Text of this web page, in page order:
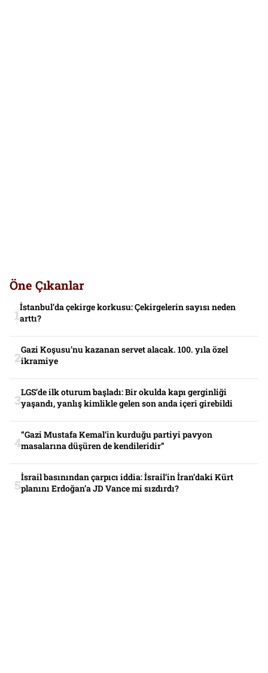
Öne Çıkanlar
İstanbul’da çekirge korkusu: Çekirgelerin sayısı neden
arttı?
Gazi Koşusu’nu kazanan servet alacak. 100. yıla özel
ikramiye
LGS’de ilk oturum başladı: Bir okulda kapı gerginliği
yaşandı, yanlış kimlikle gelen son anda içeri girebildi
“Gazi Mustafa Kemal’in kurduğu partiyi pavyon
masalarına düşüren de kendileridir”
İsrail basınından çarpıcı iddia: İsrail’in İran’daki Kürt
planını Erdoğan’a JD Vance mi sızdırdı?